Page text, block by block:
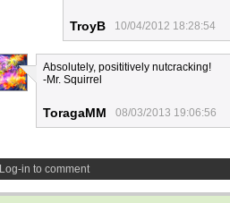
TroyB 10/04/2012 18:28:54
Absolutely, posititively nutcracking!
-Mr. Squirrel
ToragaMM 08/03/2013 19:06:56
Log-in to comment